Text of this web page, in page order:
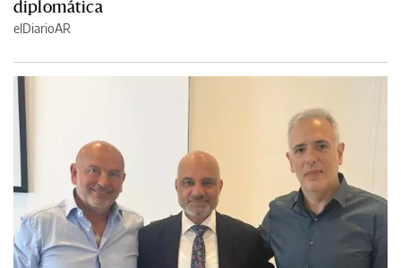
diplomática
elDiarioAR